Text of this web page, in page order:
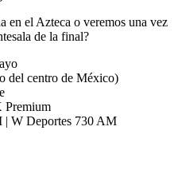
en el Azteca o veremos una vez
de la final?
del centro de México)
| W Deportes 730 AM